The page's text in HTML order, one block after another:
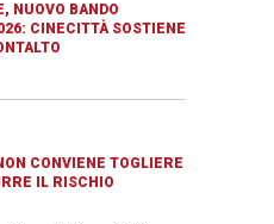
NUOVO BANDO
CINECITTÀ SOSTIENE
CONVIENE TOGLIERE
IL RISCHIO